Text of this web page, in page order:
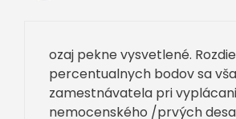
ozaj pekne vysvetlené.
percentualnych bodov sa
zamestnávatela pri vyplácani
nemocenského /prvých